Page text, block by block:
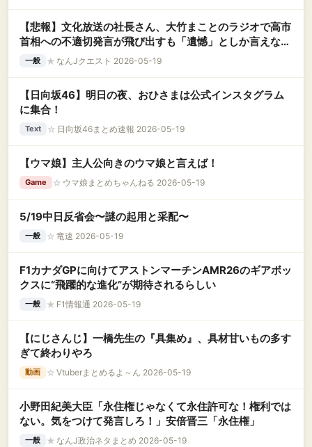
【悲報】文化放送の社長さん、大竹まことのラジオで高市
首相への不適切発言が飛び出すも「遺憾」としか言えな
い・・・・・・・・・
一般 ★ なんJクエスト 2026-05-19
【日向坂46】明日の夜、おひさまは公式インスタグラム
に集合！
Text ☆ 日向坂46まとめ速報 2026-05-19
【ウマ娘】主人公向きのウマ娘と言えば！
Game ☆ ウマ娘まとめちゃんねる 2026-05-19
5/19中日反省会〜謎の起用と采配〜
一般 ☆ 竜速 2026-05-19
F1カナダGPに向けてアストンマーチンAMR26のギアボッ
クスに“飛躍的な進化”が期待されるらしい
一般 ★ F1情報通 2026-05-19
【にじさんじ】一橋先生の『具集め』、具材甘いもの多す
ぎて終わりやろ
動画 ☆ Vtuberまとめるよ～ん 2026-05-19
小野田紀美大臣「永住権じゃなくて永住許可な！権利では
ない。気をつけて発言しろ！」安倍晋三「永住権」
一般 ★ なんJ政治ネタまとめ 2026-05-19